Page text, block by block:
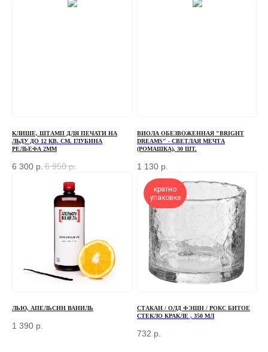
КЛИШЕ, ШТАМП ДЛЯ ПЕЧАТИ НА
ЛЬДУ ДО 12 КВ. СМ. ГЛУБИНА
РЕЛЬЕФА 2ММ
6 300 р. 6 950 р.
ВИОЛА ОБЕЗВОЖЕННАЯ "BRIGHT
DREAMS" - СВЕТЛАЯ МЕЧТА
(РОМАШКА), 30 ШТ.
1 130 р.
ЛЬЮ, АПЕЛЬСИН ВАНИЛЬ
1 390 р.
кратно
упаковке
СТАКАН / ОЛД ФЭШН / РОКС БИТОЕ
СТЕКЛО КРАКЛЕ , 350 МЛ
732 р.
Отправляя форму, вы соглашаетесь
с Политикой
конфиденциальности и обработки персональных данных
ОТПРАВИТЬ
ЗАКАЗАТЬ ЗВОНОК
+7 (966) 077-55-50
TELEGRAM
ПЕРЕД ПОСЕЩЕНИЕМ ОФИСА, ПОЖАЛУЙСТА,